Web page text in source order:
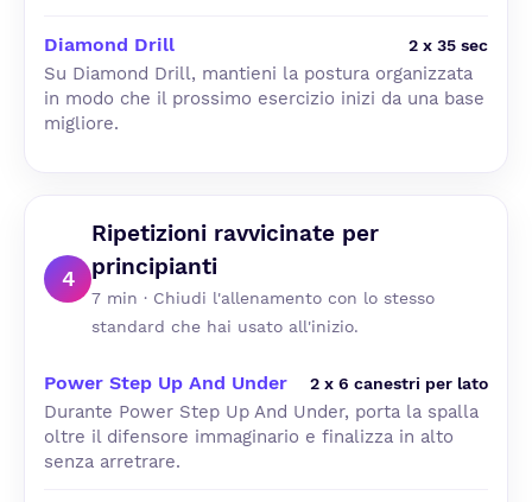
Diamond Drill 2 x 35 sec
Su Diamond Drill, mantieni la postura organizzata
in modo che il prossimo esercizio inizi da una base
migliore.
4
Ripetizioni ravvicinate per
principianti
7 min · Chiudi l'allenamento con lo stesso
standard che hai usato all'inizio.
Power Step Up And Under 2 x 6 canestri per lato
Durante Power Step Up And Under, porta la spalla
oltre il difensore immaginario e finalizza in alto
senza arretrare.